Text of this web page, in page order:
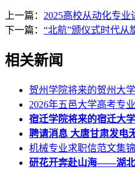
上一篇： 2025高校从动化专
下一篇： “北航”颁仪式时代从
相关新闻
贺州学院将来的贺州大学
2026年五邑大学高考专
宿迁学院将来的宿迁大
聘请消息 大唐甘肃发电
机械专业求职信范文集
研花开奔赴山海——湖